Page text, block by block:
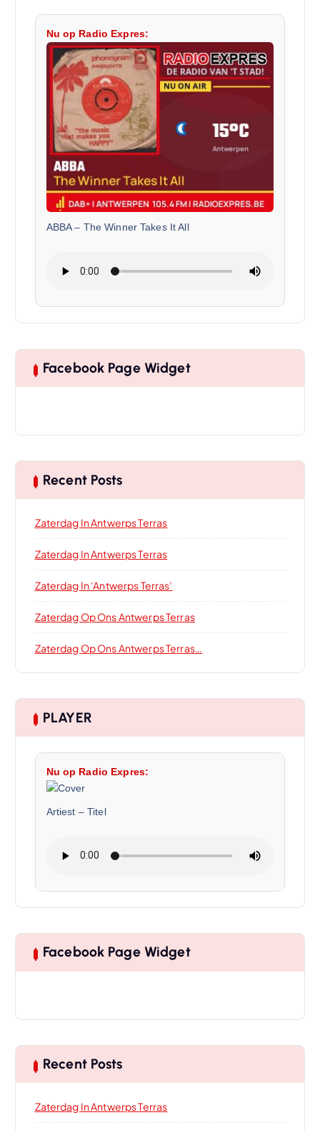
Nu op Radio Expres:
ABBA– The Winner Takes It All
Facebook Page Widget
Recent Posts
Zaterdag In Antwerps Terras
Zaterdag In Antwerps Terras
Zaterdag In ‘Antwerps Terras’
Zaterdag Op Ons Antwerps Terras
Zaterdag Op Ons Antwerps Terras…
PLAYER
Nu op Radio Expres:
Artiest – Titel
Facebook Page Widget
Recent Posts
Zaterdag In Antwerps Terras